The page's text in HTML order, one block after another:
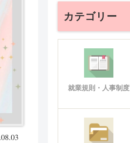
カテゴリー
就業規則・人事制度